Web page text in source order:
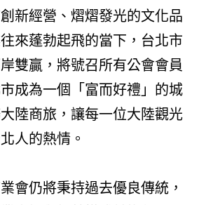
新經營、熠熠發光的文化品
來蓬勃起飛的當下，台北市
雙贏，將號召所有公會會員
成為一個「富而好禮」的城
陸商旅，讓每一位大陸觀光
人的熱情。
會仍將秉持過去優良傳統，